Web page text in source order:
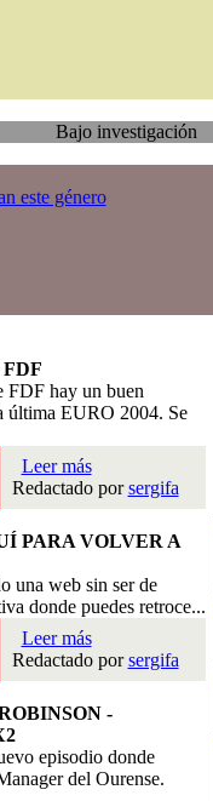
investigación Traspaso:
este género
FDF
FDF hay un buen
última EURO 2004. Se
Leer más
Redactado porsergifa
PARA VOLVER A
una web sin ser de
donde puedes retroce...
Leer más
Redactado porsergifa
-
episodio donde
del Ourense.